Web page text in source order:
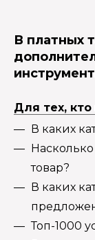
В платных
Для тех,
В каких
товар?
В каких
Топ-1000